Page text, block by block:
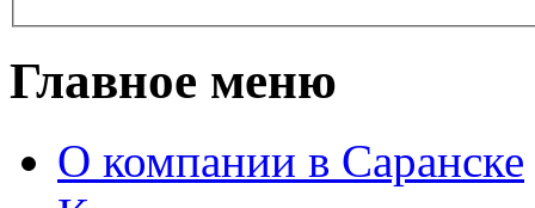
Главное меню
О компании в Саранске